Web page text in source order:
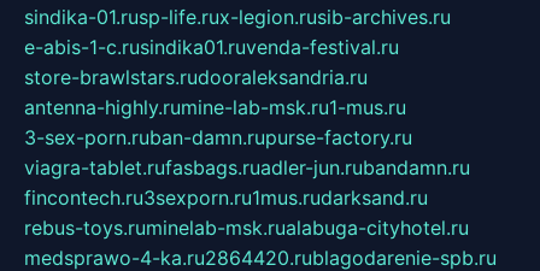
sindika-01.rusp-life.rux-legion.rusib-archives.ru
e-abis-1-c.rusindika01.ruvenda-festival.ru
store-brawlstars.rudooraleksandria.ru
antenna-highly.rumine-lab-msk.ru1-mus.ru
3-sex-porn.ruban-damn.rupurse-factory.ru
viagra-tablet.rufasbags.ruadler-jun.rubandamn.ru
fincontech.ru3sexporn.ru1mus.rudarksand.ru
rebus-toys.ruminelab-msk.rualabuga-cityhotel.ru
medsprawo-4-ka.ru2864420.rublagodarenie-spb.ru